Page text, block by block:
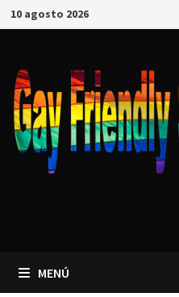
10 agosto 2026
MENÚ